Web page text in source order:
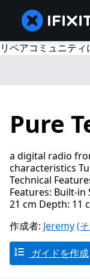
リペアコミュニティ
Pure
a digital radio
characteristics
Technical
Features: Built-
21 cm Depth: 11
作成者: Jeremy(
ガイドを作成